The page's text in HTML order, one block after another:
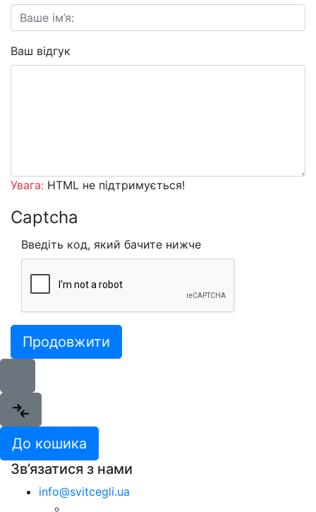
Ваш відгук
Увага: HTML не підтримується!
Captcha
Введіть код, який бачите нижче
Продовжити
До кошика
Зв’язатися з нами
info@svitcegli.ua